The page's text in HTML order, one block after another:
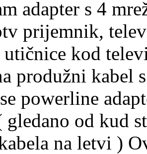
adapter s 4
prijemnik,
utičnice kod
produžni kabel
powerline
gledano od kud
na letvi )